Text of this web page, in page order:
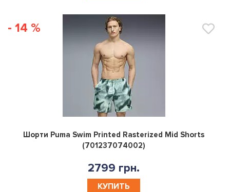
- 14 %
0
Шорти Puma Swim Printed Rasterized Mid Shorts
(701237074002)
2799 грн.
КУПИТЬ